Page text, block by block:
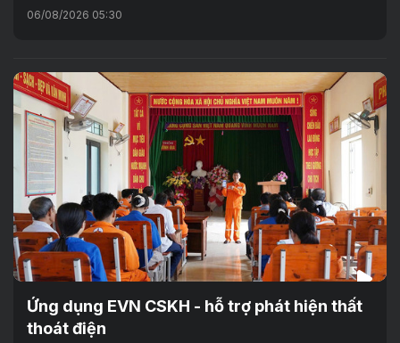
06/08/2026 05:30
Ứng dụng EVN CSKH - hỗ trợ phát hiện thất
thoát điện